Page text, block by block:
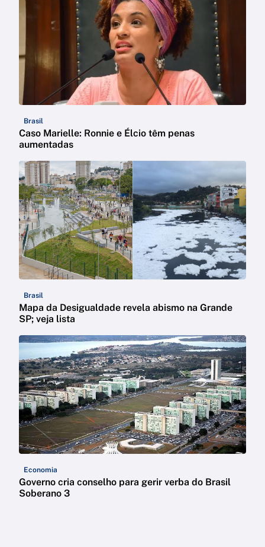
Brasil
Caso Marielle: Ronnie e Élcio têm penas
aumentadas
Brasil
Mapa da Desigualdade revela abismo na Grande
SP; veja lista
Economia
Governo cria conselho para gerir verba do Brasil
Soberano 3